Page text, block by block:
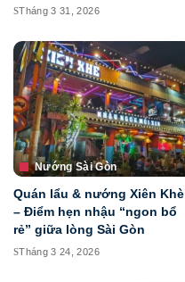
Tháng 3 31, 2026
Nướng Sài Gòn
Quán lẩu & nướng Xiên Khè
– Điểm hẹn nhậu “ngon bổ
rẻ” giữa lòng Sài Gòn
Tháng 3 24, 2026